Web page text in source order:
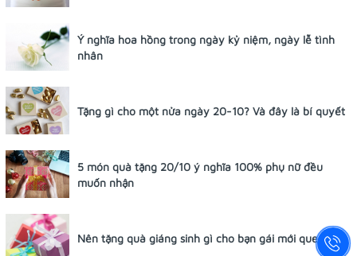
Ý nghĩa hoa hồng trong ngày kỷ niệm, ngày lễ tình
nhân
Tặng gì cho một nửa ngày 20-10? Và đây là bí quyết
5 món quà tặng 20/10 ý nghĩa 100% phụ nữ đều
muốn nhận
Nên tặng quà giáng sinh gì cho bạn gái mới quen?